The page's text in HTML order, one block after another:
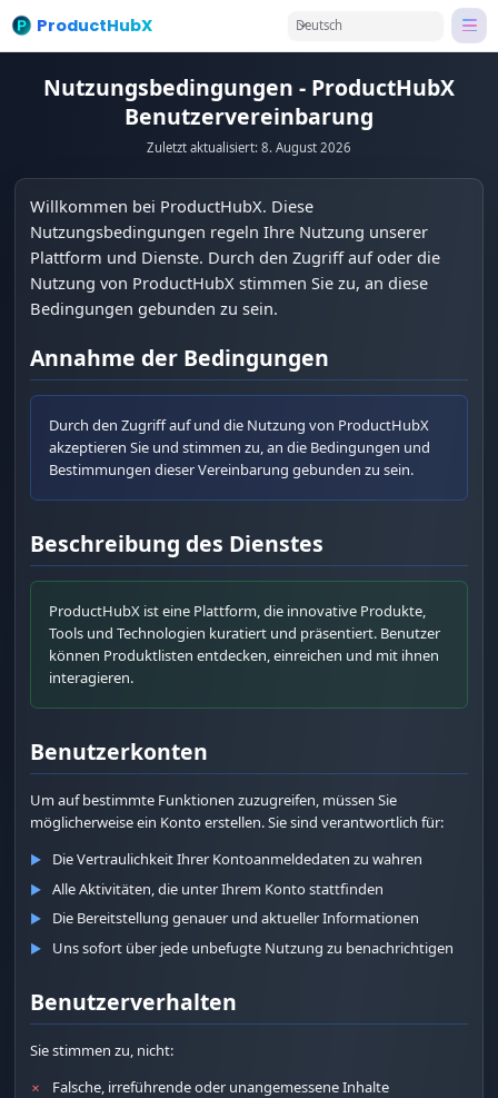
ProductHubX Deutsch
Nutzungsbedingungen - ProductHubX
Benutzervereinbarung
Zuletzt aktualisiert: 8. August 2026
Willkommen bei ProductHubX. Diese
Nutzungsbedingungen regeln Ihre Nutzung unserer
Plattform und Dienste. Durch den Zugriff auf oder die
Nutzung von ProductHubX stimmen Sie zu, an diese
Bedingungen gebunden zu sein.
Annahme der Bedingungen
Durch den Zugriff auf und die Nutzung von ProductHubX
akzeptieren Sie und stimmen zu, an die Bedingungen und
Bestimmungen dieser Vereinbarung gebunden zu sein.
Beschreibung des Dienstes
ProductHubX ist eine Plattform, die innovative Produkte,
Tools und Technologien kuratiert und präsentiert. Benutzer
können Produktlisten entdecken, einreichen und mit ihnen
interagieren.
Benutzerkonten
Um auf bestimmte Funktionen zuzugreifen, müssen Sie
möglicherweise ein Konto erstellen. Sie sind verantwortlich für:
▶ Die Vertraulichkeit Ihrer Kontoanmeldedaten zu wahren
▶ Alle Aktivitäten, die unter Ihrem Konto stattfinden
▶ Die Bereitstellung genauer und aktueller Informationen
▶ Uns sofort über jede unbefugte Nutzung zu benachrichtigen
Benutzerverhalten
Sie stimmen zu, nicht:
✗
Falsche, irreführende oder unangemessene Inhalte